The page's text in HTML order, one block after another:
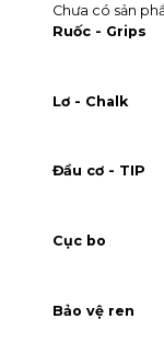
Chưa có sản
Ruốc - Grips
Lơ - Chalk
Đầu cơ - TIP
Cục bo
Bảo vệ ren